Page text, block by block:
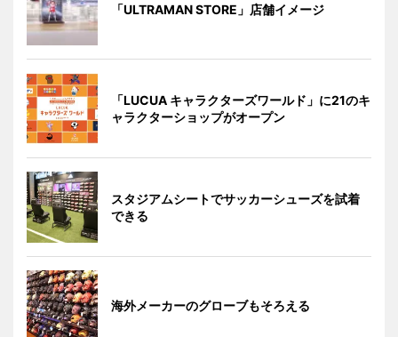
「ULTRAMAN STORE」店舗イメージ
「LUCUA キャラクターズワールド」に21のキ
ャラクターショップがオープン
スタジアムシートでサッカーシューズを試着
できる
海外メーカーのグローブもそろえる